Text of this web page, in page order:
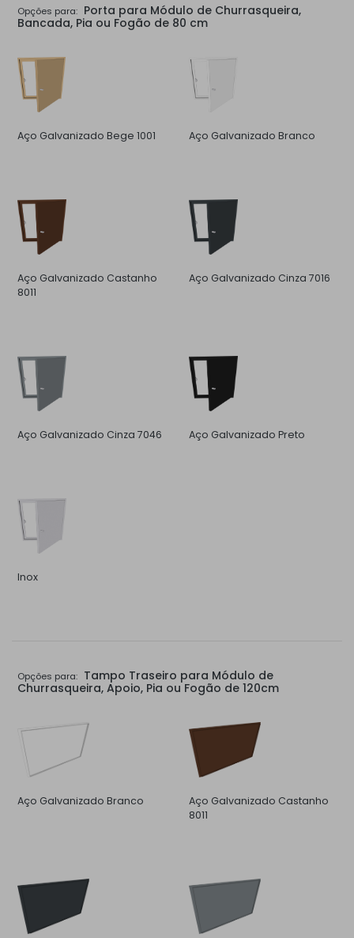
Opções para: Porta para Módulo de Churrasqueira,
Bancada, Pia ou Fogão de 80 cm
Aço Galvanizado Bege 1001 Aço Galvanizado Branco
Aço Galvanizado Castanho
8011
Aço Galvanizado Cinza 7016
Aço Galvanizado Cinza 7046 Aço Galvanizado Preto
Inox
Opções para: Tampo Traseiro para Módulo de
Churrasqueira, Apoio, Pia ou Fogão de 120cm
Aço Galvanizado Branco
Aço Galvanizado Castanho
8011